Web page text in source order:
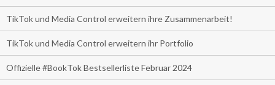
TikTok und Media Control erweitern ihre Zusammenarbeit!
TikTok und Media Control erweitern ihr Portfolio
Offizielle #BookTok Bestsellerliste Februar 2024